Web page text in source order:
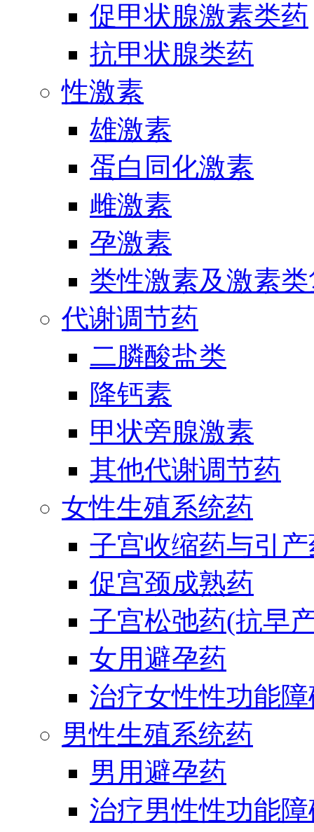
促甲状腺激素类药
抗甲状腺类药
性激素
雄激素
蛋白同化激素
雌激素
孕激素
类性激素及激素
代谢调节药
二膦酸盐类
降钙素
甲状旁腺激素
其他代谢调节药
女性生殖系统药
子宫收缩药与引
促宫颈成熟药
子宫松弛药(抗早
女用避孕药
治疗女性性功能
男性生殖系统药
男用避孕药
治疗男性性功能